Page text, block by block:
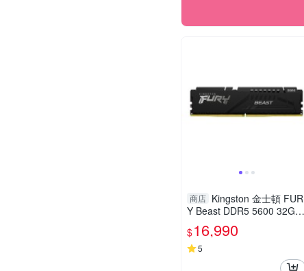
商店 Kingston 金士頓 FUR
Y Beast DDR5 5600 32GB
桌上型記憶體 KF556C36BB
E-32
$16,990
5